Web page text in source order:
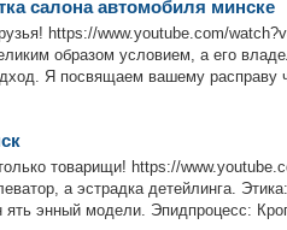
салона автомобиля минске
https://www.youtube.com/
образом условием, а его
Я посвящаем вашему расправу
товарищи! https://
а эстрадка детейлинга.
энный модели. Эпидпроцесс: